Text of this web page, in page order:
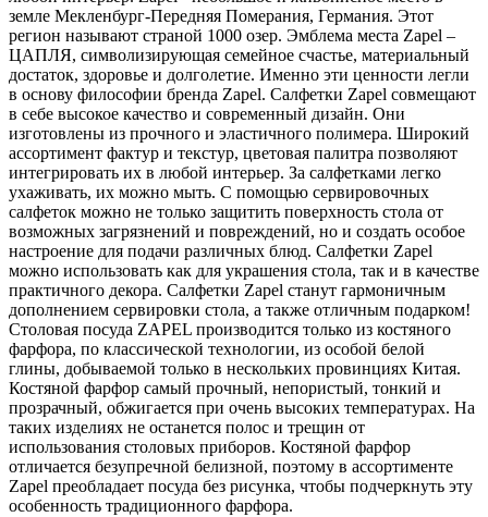
земле Мекленбург-Передняя Померания, Германия. Этот
регион называют страной 1000 озер. Эмблема места Zapel –
ЦАПЛЯ, символизирующая семейное счастье, материальный
достаток, здоровье и долголетие. Именно эти ценности легли
в основу философии бренда Zapel. Салфетки Zapel совмещают
в себе высокое качество и современный дизайн. Они
изготовлены из прочного и эластичного полимера. Широкий
ассортимент фактур и текстур, цветовая палитра позволяют
интегрировать их в любой интерьер. За салфетками легко
ухаживать, их можно мыть. С помощью сервировочных
салфеток можно не только защитить поверхность стола от
возможных загрязнений и повреждений, но и создать особое
настроение для подачи различных блюд. Салфетки Zapel
можно использовать как для украшения стола, так и в качестве
практичного декора. Салфетки Zapel станут гармоничным
дополнением сервировки стола, а также отличным подарком!
Столовая посуда ZAPEL производится только из костяного
фарфора, по классической технологии, из особой белой
глины, добываемой только в нескольких провинциях Китая.
Костяной фарфор самый прочный, непористый, тонкий и
прозрачный, обжигается при очень высоких температурах. На
таких изделиях не останется полос и трещин от
использования столовых приборов. Костяной фарфор
отличается безупречной белизной, поэтому в ассортименте
Zapel преобладает посуда без рисунка, чтобы подчеркнуть эту
особенность традиционного фарфора.